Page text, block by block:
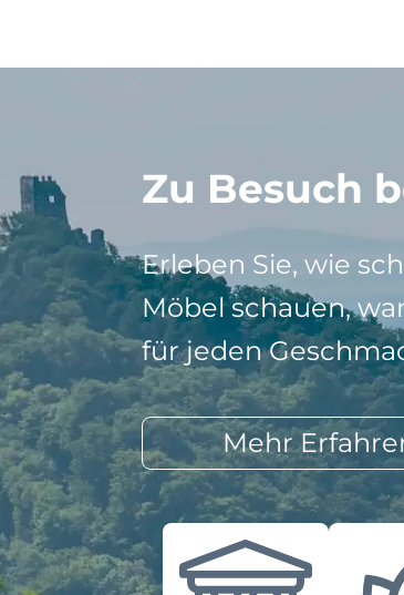
Zu Besuch
Erleben Sie, wie
Möbel schauen,
für jeden
Mehr